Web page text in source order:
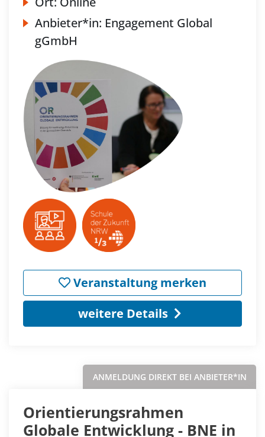
Anbieter*in: Engagement Global
gGmbH
Veranstaltung merken
weitere Details
ANMELDUNG DIREKT BEI ANBIETER*IN
Orientierungsrahmen
Globale Entwicklung - BNE in